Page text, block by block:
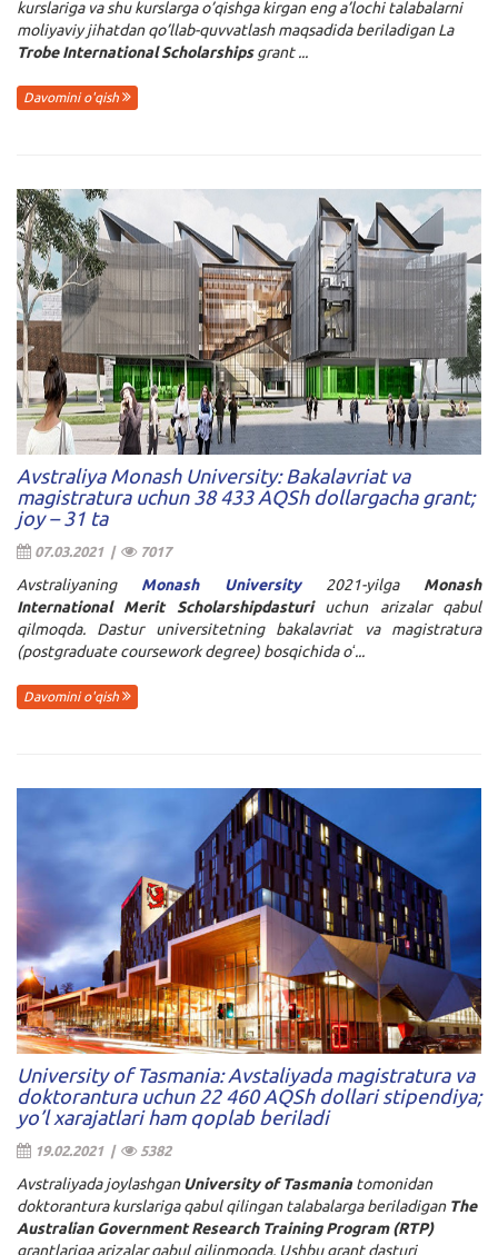
kurslariga va shu kurslarga o’qishga kirgan eng a’lochi talabalarni
moliyaviy jihatdan qo’llab-quvvatlash maqsadida beriladigan La
Trobe International Scholarshipsgrant ...
Davomini o'qish
Avstraliya Monash University: Bakalavriat va
magistratura uchun 38 433 AQSh dollargacha grant;
joy – 31 ta
07.03.2021 | 7017
Avstraliyaning Monash University2021-yilga Monash
International Merit Scholarshipdasturi
uchun arizalar qabul
qilmoqda. Dastur universitetning bakalavriat va magistratura
(postgraduate coursework degree) bosqichida oʻ...
Davomini o'qish
University of Tasmania: Avstaliyada magistratura va
doktorantura uchun 22 460 AQSh dollari stipendiya;
yo’l xarajatlari ham qoplab beriladi
19.02.2021 | 5382
Avstraliyada joylashganUniversity of Tasmania tomonidan
doktorantura kurslariga qabul qilingan talabalarga beriladigan The
Australian Government Research Training Program (RTP)
grantlariga arizalar qabul qilinmoqda. Ushbu grant dasturi